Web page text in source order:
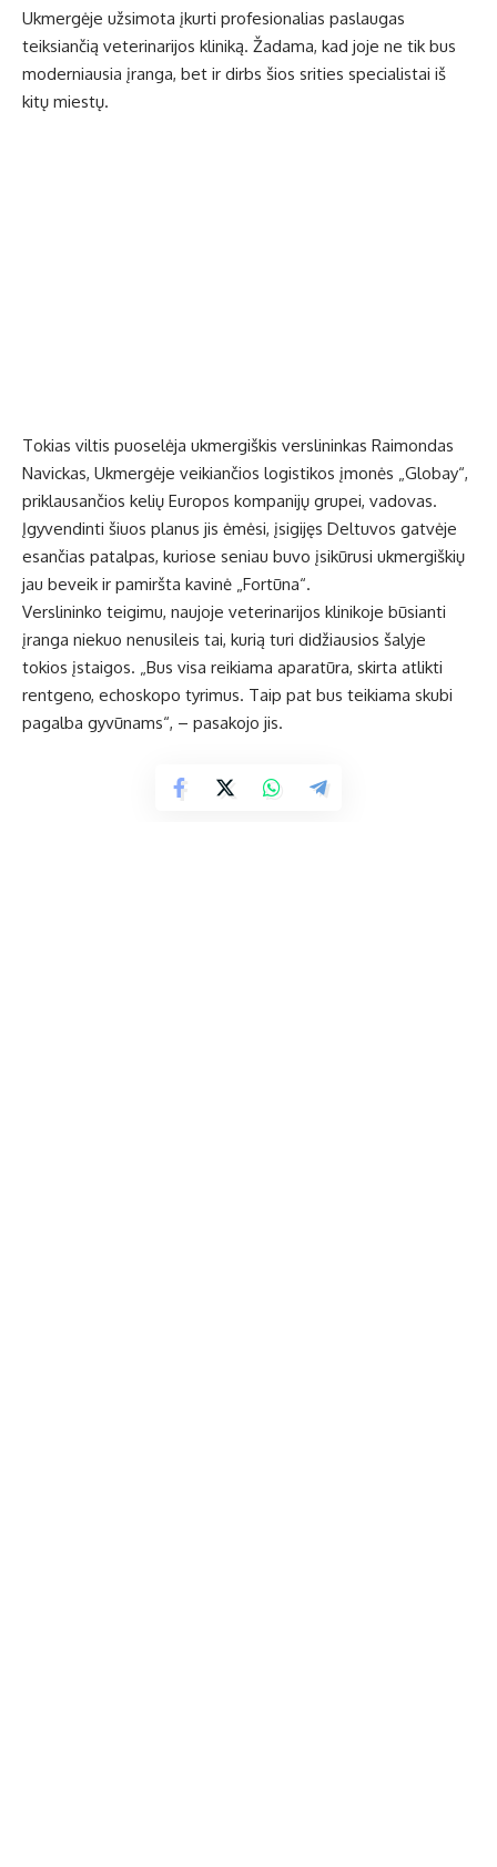
Ukmergėje užsimota įkurti profesionalias paslaugas
teiksiančią veterinarijos kliniką. Žadama, kad joje ne tik bus
moderniausia įranga, bet ir dirbs šios srities specialistai iš
kitų miestų.
Tokias viltis puoselėja ukmergiškis verslininkas Raimondas
Navickas, Ukmergėje veikiančios logistikos įmonės „Globay“,
priklausančios kelių Europos kompanijų grupei, vadovas.
Įgyvendinti šiuos planus jis ėmėsi, įsigijęs Deltuvos gatvėje
esančias patalpas, kuriose seniau buvo įsikūrusi ukmergiškių
jau beveik ir pamiršta kavinė „Fortūna“.
Verslininko teigimu, naujoje veterinarijos klinikoje būsianti
įranga niekuo nenusileis tai, kurią turi didžiausios šalyje
tokios įstaigos. „Bus visa reikiama aparatūra, skirta atlikti
rentgeno, echoskopo tyrimus. Taip pat bus teikiama skubi
pagalba gyvūnams“, – pasakojo jis.